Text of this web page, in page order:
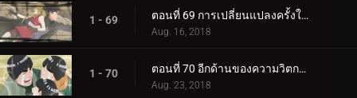
1 - 69 ตอนที่ 69 การเปลี่ยนแปลงครั้งใหญ่ของความรัก Cho-Cho!
Aug. 16, 2018
1 - 70 ตอนที่ 70 อีกด้านของความวิตกกังวล
Aug. 23, 2018